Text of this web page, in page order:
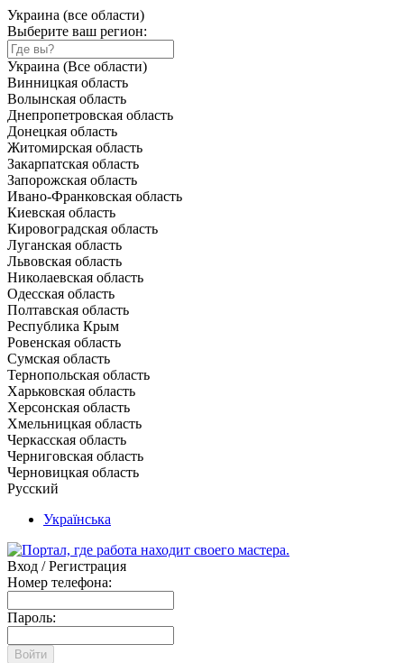
Украина (все области)
Выберите ваш регион:
Украина (Все области)
Винницкая область
Волынская область
Днепропетровская область
Донецкая область
Житомирская область
Закарпатская область
Запорожская область
Ивано-Франковская область
Киевская область
Кировоградская область
Луганская область
Львовская область
Николаевская область
Одесская область
Полтавская область
Республика Крым
Ровенская область
Сумская область
Тернопольская область
Харьковская область
Херсонская область
Хмельницкая область
Черкасская область
Черниговская область
Черновицкая область
Русский
Українська
Вход / Регистрация
Номер телефона:
Пароль:
Войти